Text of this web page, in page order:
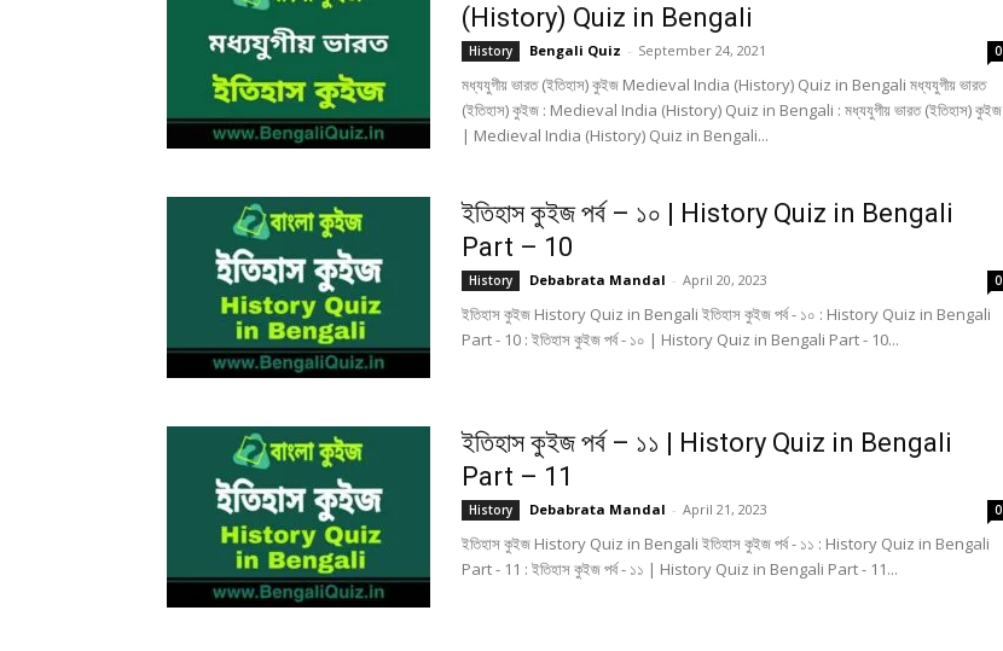
(History) Quiz in Bengali
History Bengali Quiz - September 24, 2021 0
মধ্যযুগীয় ভারত (ইতিহাস) কুইজ Medieval India (History) Quiz in Bengali মধ্যযুগীয় ভারত
(ইতিহাস) কুইজ : Medieval India (History) Quiz in Bengali : মধ্যযুগীয় ভারত (ইতিহাস) কুইজ
| Medieval India (History) Quiz in Bengali...
ইতিহাস কুইজ পর্ব – ১০ | History Quiz in Bengali
Part – 10
History Debabrata Mandal - April 20, 2023 0
ইতিহাস কুইজ History Quiz in Bengali ইতিহাস কুইজ পর্ব - ১০ : History Quiz in Bengali
Part - 10 : ইতিহাস কুইজ পর্ব - ১০ | History Quiz in Bengali Part - 10...
ইতিহাস কুইজ পর্ব – ১১ | History Quiz in Bengali
Part – 11
History Debabrata Mandal - April 21, 2023 0
ইতিহাস কুইজ History Quiz in Bengali ইতিহাস কুইজ পর্ব - ১১ : History Quiz in Bengali
Part - 11 : ইতিহাস কুইজ পর্ব - ১১ | History Quiz in Bengali Part - 11...